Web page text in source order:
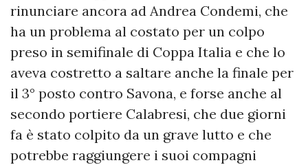
rinunciare ancora ad Andrea Condemi, che
ha un problema al costato per un colpo
preso in semifinale di Coppa Italia e che lo
aveva costretto a saltare anche la finale per
il 3° posto contro Savona, e forse anche al
secondo portiere Calabresi, che due giorni
fa è stato colpito da un grave lutto e che
potrebbe raggiungere i suoi compagni